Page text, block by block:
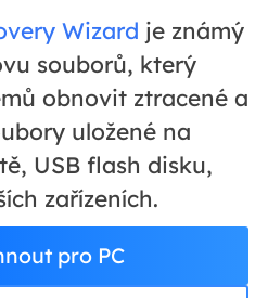
Wizard je známý
souborů, který
obnovit ztracené a
uložené na
USB flash disku,
zařízeních.
pro PC